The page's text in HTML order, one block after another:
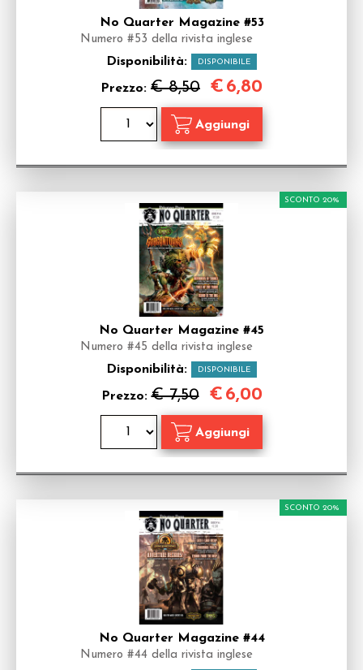
No Quarter Magazine #53
Numero #53 della rivista inglese
Disponibilità: DISPONIBILE
Prezzo: € 8,50 € 6,80
No Quarter Magazine #45
Numero #45 della rivista inglese
Disponibilità: DISPONIBILE
Prezzo:€ 7,50
SCONTO 20%
€ 6,00
No Quarter Magazine #44
Numero #44 della rivista inglese
SCONTO 20%